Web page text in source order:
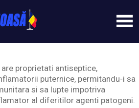
proprietati antiseptice,
puternice, permitandu-i sa
si sa lupte impotriva
al diferitilor agenti patogeni.